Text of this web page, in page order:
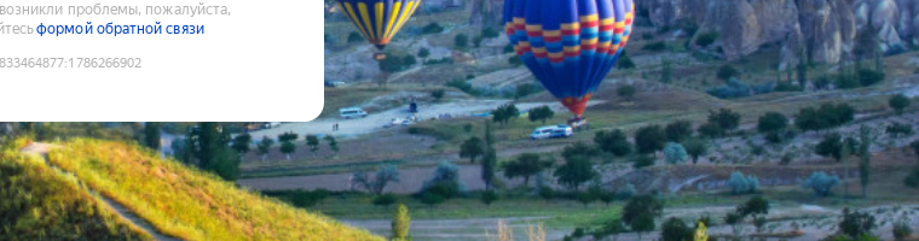
проблемы, пожалуйста,
формой обратной связи
:1786266902